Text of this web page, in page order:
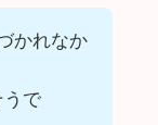
かれなか
うで